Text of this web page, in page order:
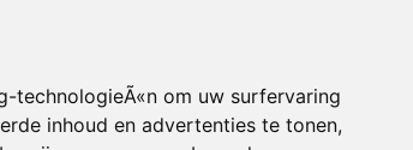
technologieÃ«n om uw surfervaring
inhoud en advertenties te tonen,